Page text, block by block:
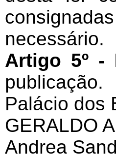
necessário.
Artigo 5º -
publicação.
Palácio dos
GERALDO
Andrea